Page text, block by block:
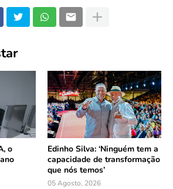
o
Edinho Silva: ‘Ninguém tem a
capacidade de transformação
que nós temos’
05 Agosto, 2026